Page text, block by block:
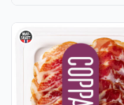
Vis flere detaljer for